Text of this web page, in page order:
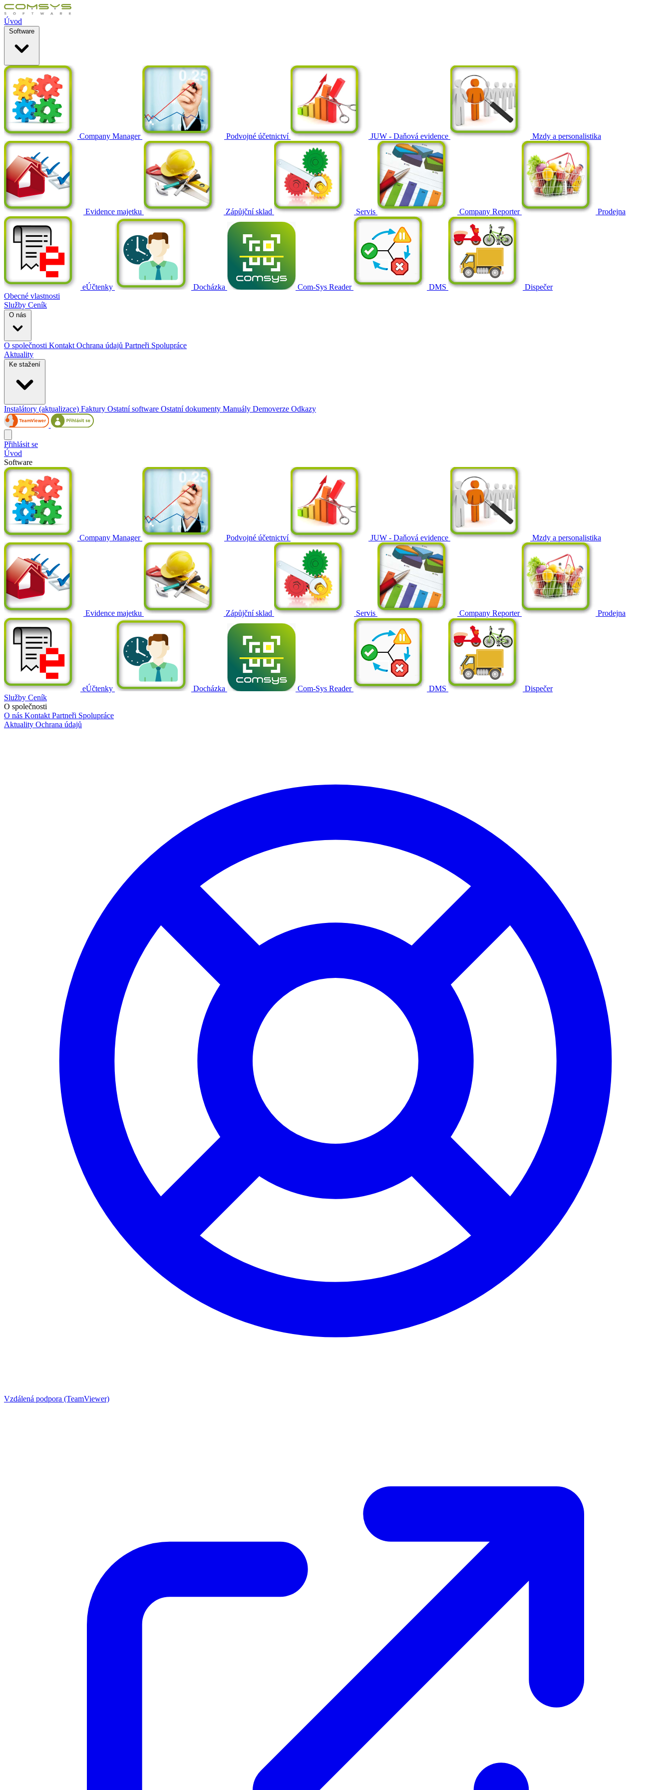
Úvod
Software
Company Manager Podvojné účetnictví JUW - Daňová evidence Mzdy a personalistika
Evidence majetku Zápůjční sklad Servis Company Reporter Prodejna
eÚčtenky Docházka Com-Sys Reader DMS
Dispečer
Obecné vlastnosti
Služby Ceník
O nás
O společnosti Kontakt Ochrana údajů Partneři Spolupráce
Aktuality
Ke stažení
Instalátory (aktualizace) Faktury Ostatní software Ostatní dokumenty Manuály Demoverze Odkazy
Přihlásit se
Úvod
Software
Company Manager Podvojné účetnictví JUW - Daňová evidence Mzdy a personalistika
Evidence majetku Zápůjční sklad Servis Company Reporter Prodejna
eÚčtenky Docházka Com-Sys Reader DMS
Dispečer
Služby Ceník
O společnosti
O nás Kontakt Partneři Spolupráce
Aktuality Ochrana údajů
Vzdálená podpora (TeamViewer)